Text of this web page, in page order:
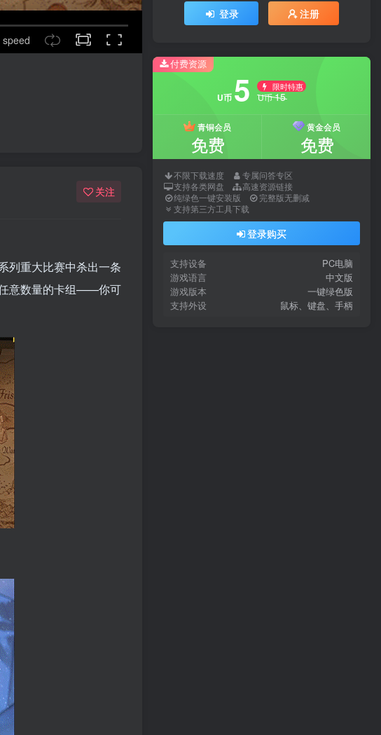
speed
关注
列重大比赛中杀出一条
意数量的卡组——你可
登录 注册
付费资源
U币 5 限时特惠
U币15
青铜会员
免费
黄金会员
免费
不限下载速度
专属问答专区
支持各类网盘
高速资源链接
纯绿色一键安装版
完整版无删减
支持第三方工具下载
登录购买
支持设备
PC电脑
游戏语言
中文版
游戏版本
一键绿色版
支持外设
鼠标、键盘、手柄